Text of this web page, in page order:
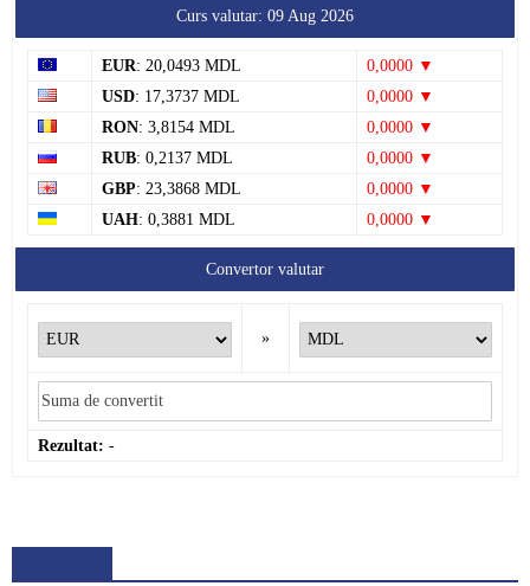
Curs valutar: 09 Aug 2026
EUR: 20,0493 MDL
0,0000 ▼
USD: 17,3737 MDL
0,0000 ▼
RON: 3,8154 MDL
0,0000 ▼
RUB: 0,2137 MDL
0,0000 ▼
GBP: 23,3868 MDL
0,0000 ▼
UAH: 0,3881 MDL 0,0000 ▼
Convertor valutar
»
Rezultat: -